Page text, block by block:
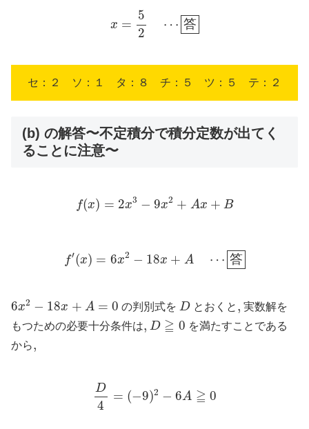
x =
5
2
⋯ 答
52
セ：２ ソ：１ タ：８ チ：５ ツ：５ テ：２
(b) の解答〜不定積分で積分定数が出てく
ることに注意〜
f(x) = 2x3 − 9x2 + Ax + B
f =2 x3 9 2 x+
f′(x) = 6x2 − 18x + A ⋯ 答
f′ x
6x2 − 18x + A = 0
6 2 18x 0
の判別式を D
D とおくと ,, 実数解を
もつための必要十分条件は,, D ≧ 0
D≧0
を満たすことである
から,,
D
4
= (−9)2 − 6A ≧ 0